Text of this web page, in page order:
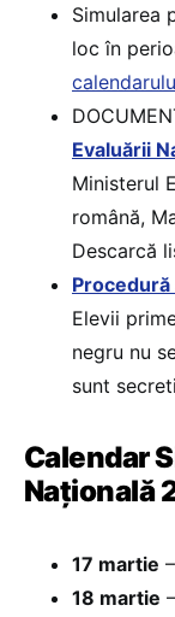
Simularea
loc în
Evaluării
Ministerul
română,
Descarcă
Elevii
negru nu
sunt
Calendar
Națională
17 martie
18 martie